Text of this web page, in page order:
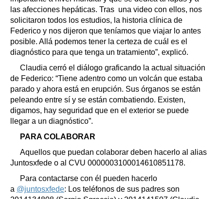
las afecciones hepáticas. Tras una video con ellos, nos
solicitaron todos los estudios, la historia clínica de
Federico y nos dijeron que teníamos que viajar lo antes
posible. Allá podemos tener la certeza de cuál es el
diagnóstico para que tenga un tratamiento”, explicó.
Claudia cerró el diálogo graficando la actual situación
de Federico: “Tiene adentro como un volcán que estaba
parado y ahora está en erupción. Sus órganos se están
peleando entre sí y se están combatiendo. Existen,
digamos, hay seguridad que en el exterior se puede
llegar a un diagnóstico”.
PARA COLABORAR
Aquellos que puedan colaborar deben hacerlo al alias
Juntosxfede o al CVU 0000003100014610851178.
Para contactarse con él pueden hacerlo
a @juntosxfede: Los teléfonos de sus padres son